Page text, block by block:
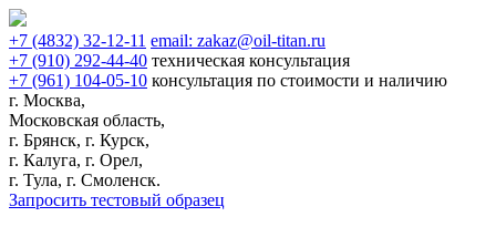
+7 (4832) 32-12-11 email: zakaz@oil-titan.ru
+7 (910) 292-44-40 техническая консультация
+7 (961) 104-05-10 консультация по стоимости и наличию
г. Москва,
Московская область,
г. Брянск, г. Курск,
г. Калуга, г. Орел,
г. Тула, г. Смоленск.
Запросить тестовый образец